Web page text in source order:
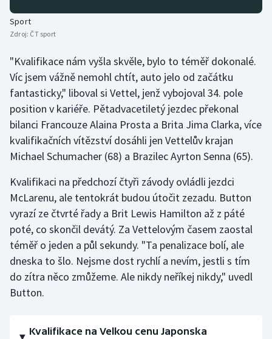
Ragby
Rychlobruslení
Rychlostní kanoistika
Short track
Stolní tenis
Triatlon
Veslování
Vodní slalom
Volejbal
Sport
Zdroj: ČT sport
"Kvalifikace nám vyšla skvěle, bylo to téměř dokonalé.
Víc jsem vážně nemohl chtít, auto jelo od začátku
fantasticky," liboval si Vettel, jenž vybojoval 34. pole
position v kariéře. Pětadvacetiletý jezdec překonal
bilanci Francouze Alaina Prosta a Brita Jima Clarka, více
kvalifikačních vítězství dosáhli jen Vettelův krajan
Michael Schumacher (68) a Brazilec Ayrton Senna (65).
Kvalifikaci na předchozí čtyři závody ovládli jezdci
McLarenu, ale tentokrát budou útočit zezadu. Button
vyrazí ze čtvrté řady a Brit Lewis Hamilton až z páté
poté, co skončil devátý. Za Vettelovým časem zaostal
téměř o jeden a půl sekundy. "Ta penalizace bolí, ale
dneska to šlo. Nejsme dost rychlí a nevím, jestli s tím
do zítra něco zmůžeme. Ale nikdy neříkej nikdy," uvedl
Button.
Kvalifikace na Velkou cenu Japonska